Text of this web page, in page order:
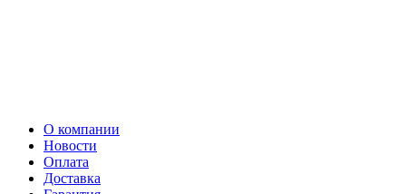
О компании
Новости
Оплата
Доставка